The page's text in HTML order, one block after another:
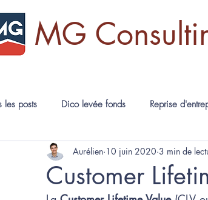
MG
les posts Dico levée fonds Reprise
Reprise de fonds de commerces Levée de
Customer
Aurélien 10 juin 2020 3 min de